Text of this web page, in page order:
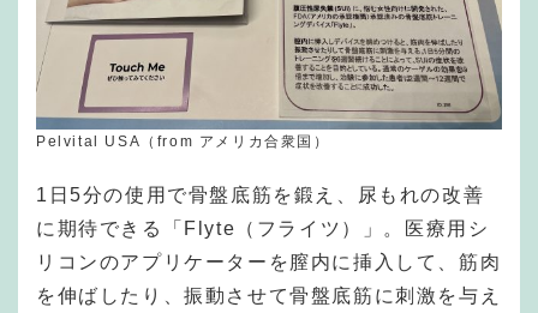
Pelvital USA（from アメリカ合衆国）
1日5分の使用で骨盤底筋を鍛え、尿もれの改善
に期待できる「Flyte（フライツ）」。医療用シ
リコンのアプリケーターを膣内に挿入して、筋肉
を伸ばしたり、振動させて骨盤底筋に刺激を与え